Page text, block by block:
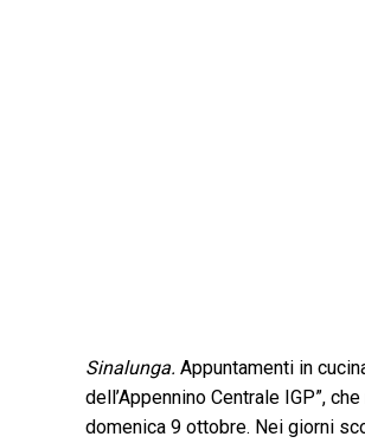
Sinalunga. Appuntamenti in
dell’Appennino Centrale IGP”,
domenica 9 ottobre. Nei giorni